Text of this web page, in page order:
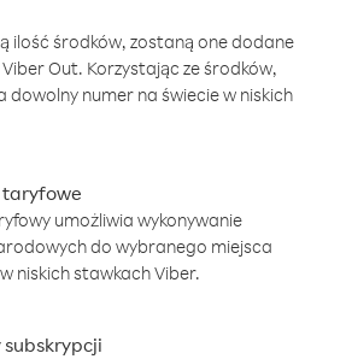
ilość środków, zostaną one dodane
Out. Korzystając ze środków,
dowolny numer na świecie w niskich
umożliwia wykonywanie
do wybranego miejsca
niskich stawkach Viber.
subskrypcji